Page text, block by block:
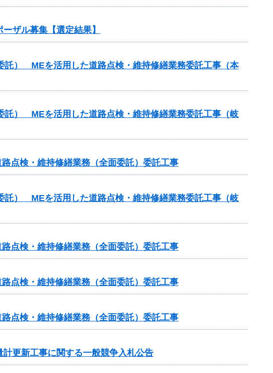
ザル募集【選定結果】
） MEを活用した道路点検・維持修繕業務委託工事（本
） MEを活用した道路点検・維持修繕業務委託工事（岐
点検・維持修繕業務（全面委託）委託工事
） MEを活用した道路点検・維持修繕業務委託工事（岐
点検・維持修繕業務（全面委託）委託工事
点検・維持修繕業務（全面委託）委託工事
点検・維持修繕業務（全面委託）委託工事
計更新工事に関する一般競争入札公告